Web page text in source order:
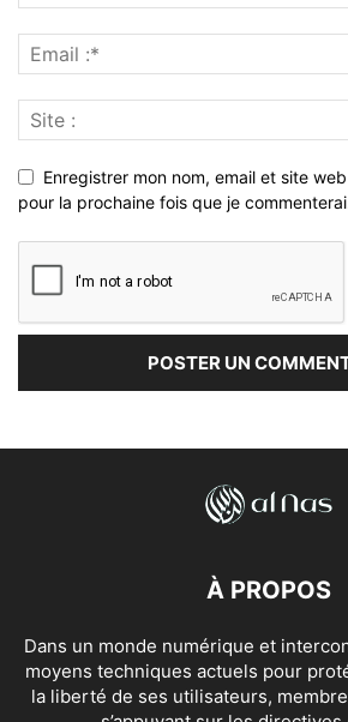
Enregistrer mon nom, email et site
pour la prochaine fois que je
À PROPOS
Dans un monde numérique et
moyens techniques actuels pour
la liberté de ses utilisateurs,